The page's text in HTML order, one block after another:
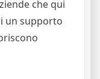
che qui
un supporto